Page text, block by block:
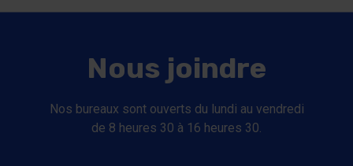
Nous joindre
Nos bureaux sont ouverts du lundi au vendredi
de 8 heures 30 à 16 heures 30.